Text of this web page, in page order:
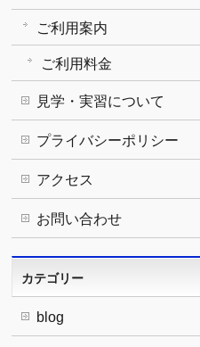
ご利用案内
ご利用料金
見学・実習について
プライバシーポリシー
アクセス
お問い合わせ
カテゴリー
blog